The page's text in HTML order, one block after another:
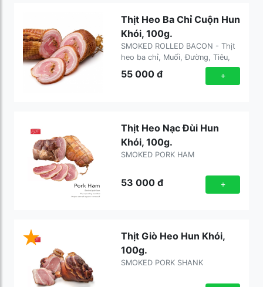
Thịt Heo Ba Chỉ Cuộn Hun
Khói, 100g.
SMOKED ROLLED BACON - Thịt
heo ba chỉ, Muối, Đường, Tiêu,
55 000đ +
Thịt Heo Nạc Đùi Hun
Khói, 100g.
SMOKED PORK HAM
53 000đ +
Thịt Giò Heo Hun Khói,
100g.
SMOKED PORK SHANK